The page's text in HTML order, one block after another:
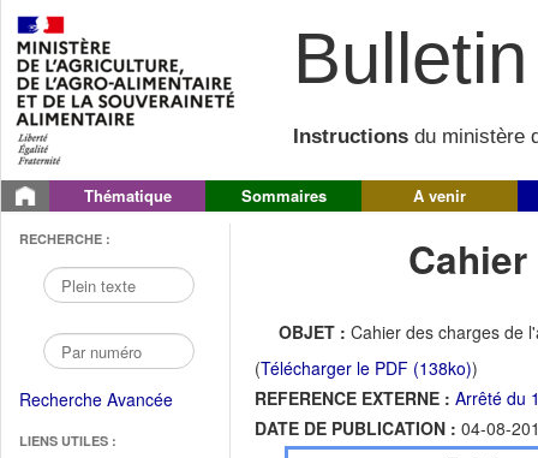
Instructions du ministère
Thématique Sommaires A venir
RECHERCHE :
Recherche Avancée
LIENS UTILES :
OBJET : Cahier des charges de
(Télécharger le PDF (138ko))
REFERENCE EXTERNE : Arrêté du
DATE DE PUBLICATION : 04-08-